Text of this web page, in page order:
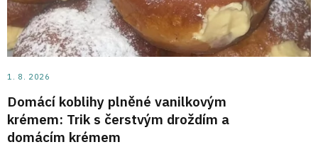
1. 8. 2026
Domácí koblihy plněné vanilkovým
krémem: Trik s čerstvým droždím a
domácím krémem